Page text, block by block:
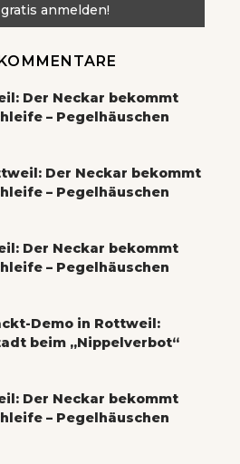
Der Neckar bekommt
– Pegelhäuschen
Der Neckar bekommt
– Pegelhäuschen
Der Neckar bekommt
– Pegelhäuschen
Demo in Rottweil:
beim „Nippelverbot“
Der Neckar bekommt
– Pegelhäuschen